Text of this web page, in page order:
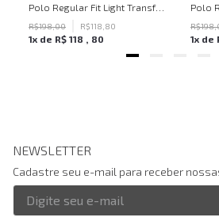
Polo Regular Fit Light Transfer Bege Médio John John Masculina
R$198,00 R$118 80
1x de R$ 118 80
R$198,
1x de
NEWSLETTER
Cadastre seu e-mail para receber